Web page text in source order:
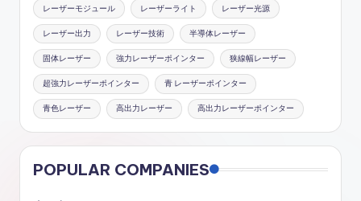
レーザーモジュール レーザーライト レーザー光源
レーザー出力 レーザー技術 半導体レーザー
固体レーザー 強力レーザーポインター 狭線幅レーザー
超強力レーザーポインター 青 レーザーポインター
青色レーザー 高出力レーザー 高出力レーザーポインター
POPULAR COMPANIES